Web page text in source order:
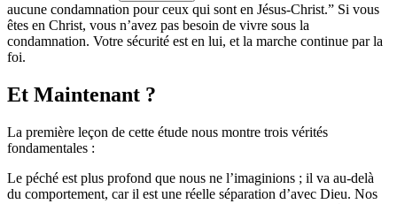
aucune condamnation pour ceux qui sont en Jésus-Christ.” Si vous
êtes en Christ, vous n’avez pas besoin de vivre sous la
condamnation. Votre sécurité est en lui, et la marche continue par la
foi.
Et Maintenant ?
La première leçon de cette étude nous montre trois vérités
fondamentales :
Le péché est plus profond que nous ne l’imaginions ; il va au-delà
du comportement, car il est une réelle séparation d’avec Dieu. Nos